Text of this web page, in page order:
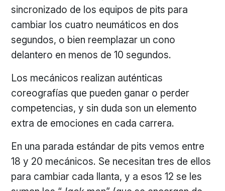
sincronizado de los equipos de pits para
cambiar los cuatro neumáticos en dos
segundos, o bien reemplazar un cono
delantero en menos de 10 segundos.
Los mecánicos realizan auténticas
coreografías que pueden ganar o perder
competencias, y sin duda son un elemento
extra de emociones en cada carrera.
En una parada estándar de pits vemos entre
18 y 20 mecánicos. Se necesitan tres de ellos
para cambiar cada llanta, y a esos 12 se les